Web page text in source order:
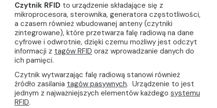
Czytnik RFID to urządzenie składające się z
mikroprocesora, sterownika, generatora częstotliwości,
a czasem również wbudowanej anteny (czytniki
zintegrowane), które przetwarza falę radiową na dane
cyfrowe i odwrotnie, dzięki czemu możliwy jest odczyt
informacji z tagów RFID oraz wprowadzanie danych do
ich pamięci.
Czytnik wytwarzając falę radiową stanowi również
źródło zasilania tagów pasywnych. Urządzenie to jest
jednym z najważniejszych elementów każdego systemu
RFID.